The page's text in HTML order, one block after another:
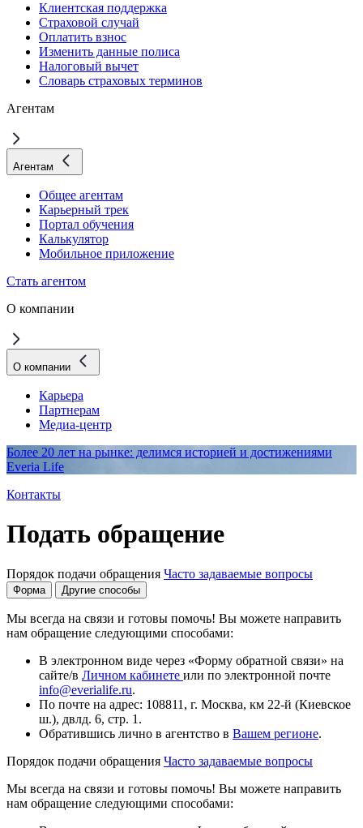
Клиентская поддержка
Страховой случай
Оплатить взнос
Изменить данные полиса
Налоговый вычет
Словарь страховых терминов
Агентам
Агентам
Общее агентам
Карьерный трек
Портал обучения
Калькулятор
Мобильное приложение
Стать агентом
О компании
О компании
Карьера
Партнерам
Медиа-центр
Более 20 лет на рынке: делимся историей и достижениями
Everia Life
Контакты
Подать обращение
Порядок подачи обращения Часто задаваемые вопросы
Форма Другие способы
Мы всегда на связи и готовы помочь! Вы можете направить
нам обращение следующими способами:
В электронном виде через «Форму обратной связи» на
сайте/в Личном кабинете или по электронной почте
info@everialife.ru.
По почте на адрес: 108811, г. Москва, км 22-й (Киевское
ш.), двлд. 6, стр. 1.
Обратившись лично в агентство в Вашем регионе.
Порядок подачи обращения Часто задаваемые вопросы
Мы всегда на связи и готовы помочь! Вы можете направить
нам обращение следующими способами: